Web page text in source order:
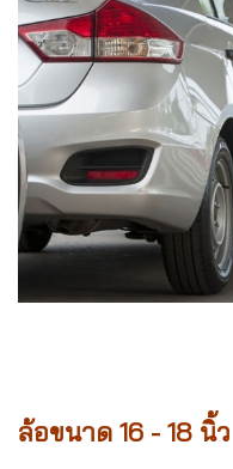
ล้อขนาด 16 - 18 นิ้ว